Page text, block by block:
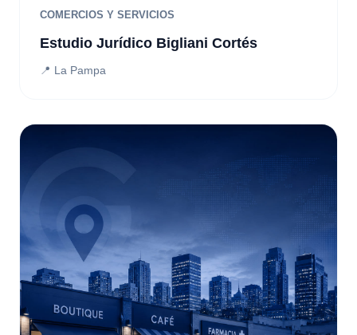
COMERCIOS Y SERVICIOS
Estudio Jurídico Bigliani Cortés
📍 La Pampa